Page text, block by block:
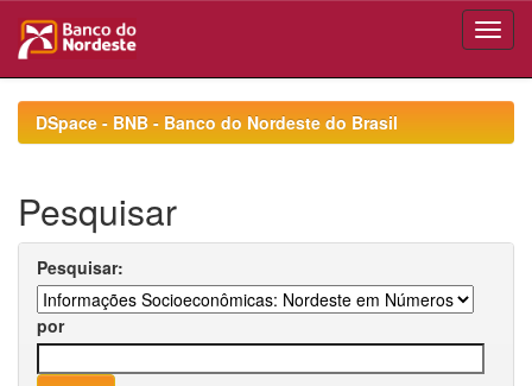
navigationDSpace - BNB - Banco do Nordeste do Brasil
Pesquisar
Pesquisar:
por